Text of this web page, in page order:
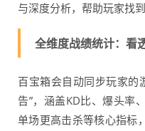
与深度分析，帮助玩家找
全维度战绩统计：看
百宝箱会自动同步玩家的
告”，涵盖KD比、爆头率
单场更高击杀等核心指标